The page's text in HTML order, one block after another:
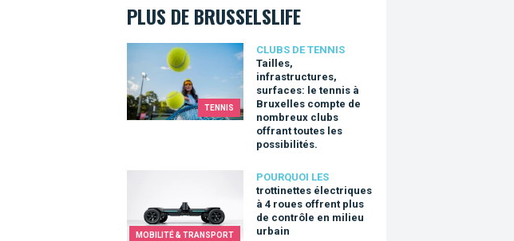
PLUS DE BRUSSELSLIFE
TENNIS
CLUBS DE TENNIS
Tailles,
infrastructures,
surfaces: le tennis à
Bruxelles compte de
nombreux clubs
offrant toutes les
possibilités.
Tailles, infrastructures, surfaces: le tennis à Bruxelles compte de
MOBILITÉ & TRANSPORT
POURQUOI LES
trottinettes électriques
à 4 roues offrent plus
de contrôle en milieu
urbain
trottinettes électriques à 4 roues offrent plus de contrôle en milieu